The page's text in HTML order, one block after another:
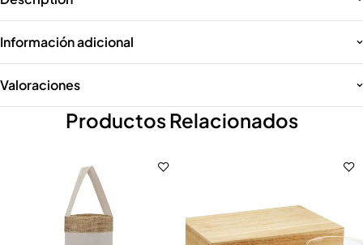
Información adicional
Valoraciones
Productos Relacionados